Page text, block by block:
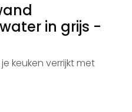
in grijs -
keuken verrijkt met